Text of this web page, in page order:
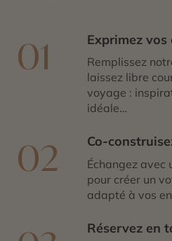
01 Exprimez vos
Remplissez
laissez libre
voyage :
idéale…
02 Co-
Échangez avec
pour créer un
adapté à vos
Réservez en